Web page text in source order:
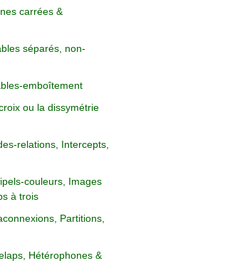
carrées &
séparés, non-
emboîtement
ou la dissymétrie
relations, Intercepts,
couleurs, Images
à trois
Partitions,
Hétérophones &